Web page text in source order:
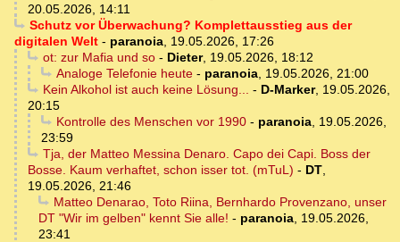
20.05.2026, 14:11
Schutz vor Überwachung? Komplettausstieg aus der
digitalen Welt - paranoia, 19.05.2026, 17:26
ot: zur Mafia und so- Dieter, 19.05.2026, 18:12
Analoge Telefonie heute- paranoia, 19.05.2026, 21:00
Kein Alkohol ist auch keine Lösung... - D-Marker, 19.05.2026,
20:15
Kontrolle des Menschen vor 1990- paranoia, 19.05.2026,
23:59
Tja, der Matteo Messina Denaro. Capo dei Capi. Boss der
Bosse. Kaum verhaftet, schon isser tot. (mTuL) - DT,
19.05.2026, 21:46
Matteo Denarao, Toto Riina, Bernhardo Provenzano, unser
DT "Wir im gelben" kennt Sie alle! - paranoia, 19.05.2026,
23:41